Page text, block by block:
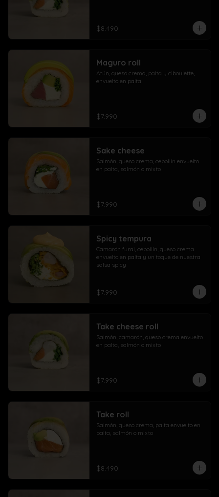
$8.490
Maguro roll
Atún, queso crema, palta y ciboulette,
envuelto en palta
$7.990
Sake cheese
Salmón, queso crema, cebollín envuelto
en palta, salmón o mixto
$7.990
Spicy tempura
Camarón furai, cebollín, queso crema
envuelto en palta y un toque de nuestra
salsa spicy
$7.990
Take cheese roll
Salmón, camarón, queso crema envuelto
en palta, salmón o mixto
$7.990
Take roll
Salmón, queso crema, palta envuelto en
palta, salmón o mixto
$8.490